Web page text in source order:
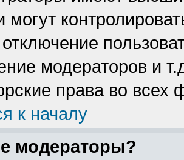
модераторов и
права во всех
к началу
модераторы?